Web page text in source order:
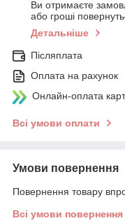
Ви отримаєте
або гроші
Детальніше
Післяплата
Оплата на рахунок
Онлайн-оплата
Всі умови оплати
Умови повернення
Повернення товару
Всі умови повернення